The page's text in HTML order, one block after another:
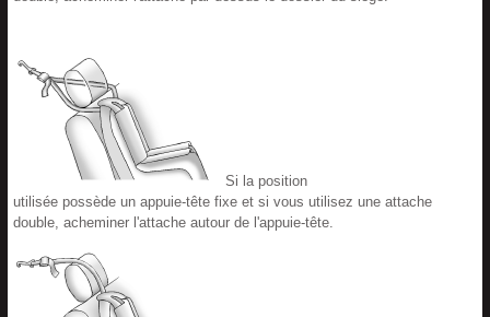
Si la position
utilisée possède un appuie-tête fixe et si vous utilisez une attache
double, acheminer l'attache autour de l'appuie-tête.